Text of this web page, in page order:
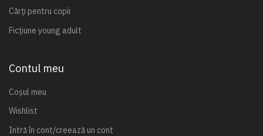
Cărți pentru copii
Ficțiune young adult
Contul meu
Coșul meu
Wishlist
Intră în cont/creează un cont